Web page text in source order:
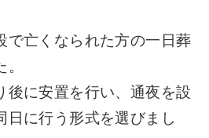
で亡くなられた方の一日葬
後に安置を行い、通夜を設
日に行う形式を選びまし